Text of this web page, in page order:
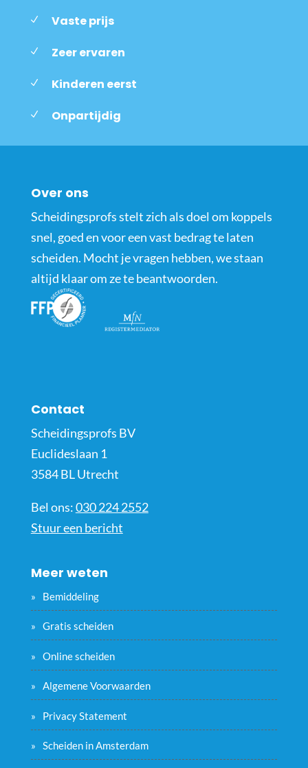
Vaste prijs
Zeer ervaren
Kinderen eerst
Onpartijdig
Over ons
Scheidingsprofs stelt zich als doel om koppels
snel, goed en voor een vast bedrag te laten
scheiden. Mocht je vragen hebben, we staan
altijd klaar om ze te beantwoorden.
Contact
Scheidingsprofs BV
Euclideslaan 1
3584 BL Utrecht
Bel ons:030 224 2552
Stuur een bericht
Meer weten
Bemiddeling
Gratis scheiden
Online scheiden
Algemene Voorwaarden
Privacy Statement
Scheiden in Amsterdam